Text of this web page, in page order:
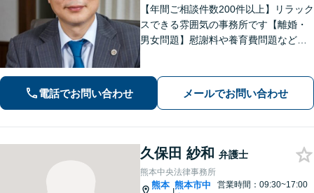
【年間ご相談件数200件以上】リラック
スできる雰囲気の事務所です【離婚・
男女問題】慰謝料や養育費問題など
務・過払い金】債務問題にスピーディ
に対応。過払い金も多額の回収実績
電話でお問い合わせ メールでお問い合わせ
久保田 紗和 弁護士
熊本中央法律事務所
熊本 熊本市中
営業時間：09:30~17:00